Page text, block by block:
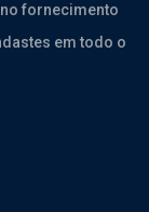
fornecimento
em todo o